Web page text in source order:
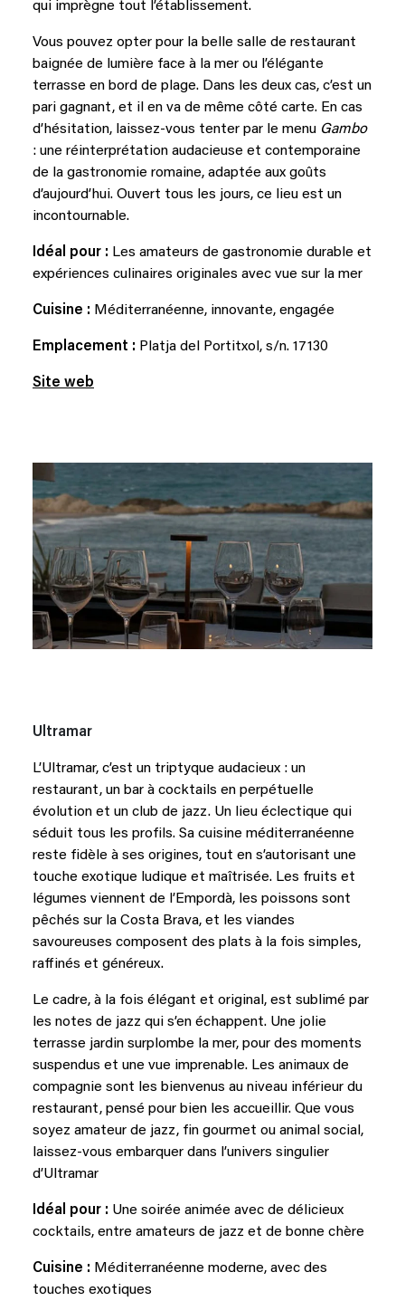
qui imprègne tout l’établissement.
Vous pouvez opter pour la belle salle de restaurant
baignée de lumière face à la mer ou l’élégante
terrasse en bord de plage. Dans les deux cas, c’est un
pari gagnant, et il en va de même côté carte. En cas
d’hésitation, laissez-vous tenter par le menu Gambo
: une réinterprétation audacieuse et contemporaine
de la gastronomie romaine, adaptée aux goûts
d’aujourd’hui. Ouvert tous les jours, ce lieu est un
incontournable.
Idéal pour : Les amateurs de gastronomie durable et
expériences culinaires originales avec vue sur la mer
Cuisine : Méditerranéenne, innovante, engagée
Emplacement : Platja del Portitxol, s/n. 17130
Site web
Ultramar
L’Ultramar, c’est un triptyque audacieux : un
restaurant, un bar à cocktails en perpétuelle
évolution et un club de jazz. Un lieu éclectique qui
séduit tous les profils. Sa cuisine méditerranéenne
reste fidèle à ses origines, tout en s’autorisant une
touche exotique ludique et maîtrisée. Les fruits et
légumes viennent de l’Empordà, les poissons sont
pêchés sur la Costa Brava, et les viandes
savoureuses composent des plats à la fois simples,
raffinés et généreux.
Le cadre, à la fois élégant et original, est sublimé par
les notes de jazz qui s’en échappent. Une jolie
terrasse jardin surplombe la mer, pour des moments
suspendus et une vue imprenable. Les animaux de
compagnie sont les bienvenus au niveau inférieur du
restaurant, pensé pour bien les accueillir. Que vous
soyez amateur de jazz, fin gourmet ou animal social,
laissez-vous embarquer dans l’univers singulier
d’Ultramar
Idéal pour : Une soirée animée avec de délicieux
cocktails, entre amateurs de jazz et de bonne chère
Cuisine : Méditerranéenne moderne, avec des
touches exotiques